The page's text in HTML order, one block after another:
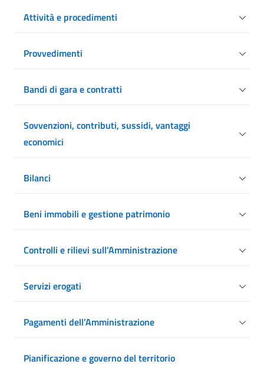
Attività e procedimenti
Provvedimenti
Bandi di gara e contratti
Sovvenzioni, contributi, sussidi, vantaggi
economici
Bilanci
Beni immobili e gestione patrimonio
Controlli e rilievi sull’Amministrazione
Servizi erogati
Pagamenti dell’Amministrazione
Pianificazione e governo del territorio